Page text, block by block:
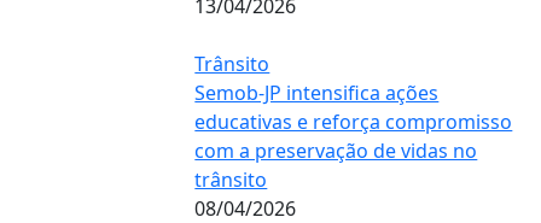
13/04/2026
Trânsito
Semob-JP intensifica ações
educativas e reforça compromisso
com a preservação de vidas no
trânsito
08/04/2026